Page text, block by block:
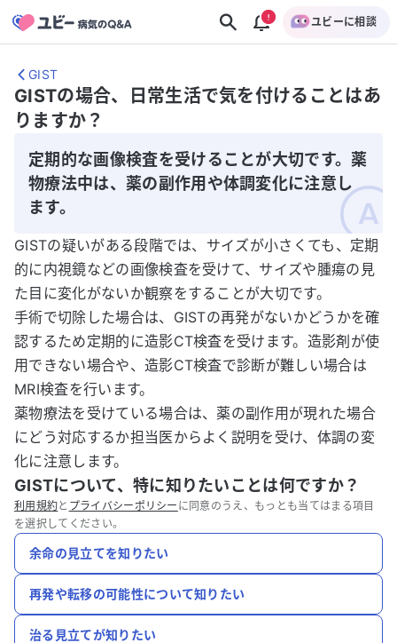
ユビーに相談
GIST
GISTの場合、日常生活で気を付けることはあ
りますか？
定期的な画像検査を受けることが大切です。薬
物療法中は、薬の副作用や体調変化に注意し
ます。
GISTの疑いがある段階では、サイズが小さくても、定期
的に内視鏡などの画像検査を受けて、サイズや腫瘍の見
た目に変化がないか観察をすることが大切です。
手術で切除した場合は、GISTの再発がないかどうかを確
認するため定期的に造影CT検査を受けます。造影剤が使
用できない場合や、造影CT検査で診断が難しい場合は
MRI検査を行います。
薬物療法を受けている場合は、薬の副作用が現れた場合
にどう対応するか担当医からよく説明を受け、体調の変
化に注意します。
GISTについて、特に知りたいことは何ですか？
利用規約と プライバシーポリシー に同意のうえ、もっとも当てはまる項目
を選択してください。
余命の見立てを知りたい
再発や転移の可能性について知りたい
治る見立てが知りたい